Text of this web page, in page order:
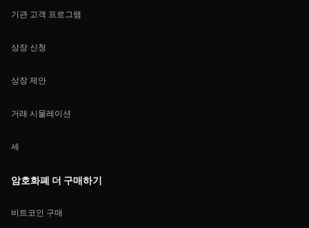
기관 고객 프로그램
상장 신청
상장 제안
거래 시물레이션
세
암호화폐 더 구매하기
비트코인 구매